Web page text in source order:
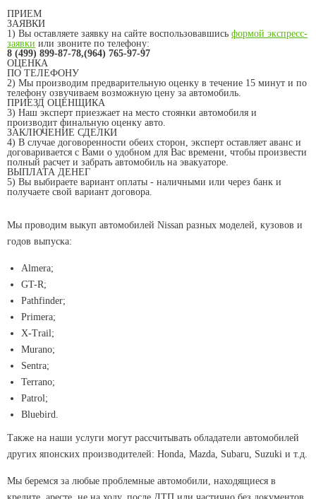
ПРИЕМ
ЗАЯВКИ
1) Вы оставляете заявку на сайте воспользовавшись формой экспресс-
заявки или звоните по телефону:
8 (499) 899-87-78,(964) 765-97-97
ОЦЕНКА
ПО ТЕЛЕФОНУ
2) Мы производим предварительную оценку в течение 15 минут и по
телефону озвучиваем возможную цену за автомобиль.
ПРИЕЗД ОЦЕНЩИКА
3) Наш эксперт приезжает на место стоянки автомобиля и
производит финальную оценку авто.
ЗАКЛЮЧЕНИЕ СДЕЛКИ
4) В случае договоренности обеих сторон, эксперт оставляет аванс и
договаривается с Вами о удобном для Вас времени, чтобы произвести
полный расчет и забрать автомобиль на эвакуаторе.
ВЫПЛАТА ДЕНЕГ
5) Вы выбираете вариант оплаты - наличными или через банк и
получаете свой вариант договора.
Мы проводим выкуп автомобилей Nissan разных моделей, кузовов и
годов выпуска:
Almera;
GT-R;
Pathfinder;
Primera;
X-Trail;
Murano;
Sentra;
Terrano;
Patrol;
Bluebird.
Также на наши услуги могут рассчитывать обладатели автомобилей
других японских производителей: Honda, Mazda, Subaru, Suzuki и т.д.
Мы беремся за любые проблемные автомобили, находящиеся в